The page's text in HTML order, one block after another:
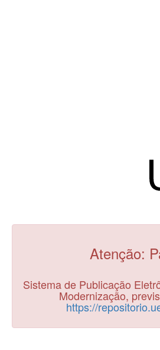
Atenção:
Sistema de Publicação
Modernização,
https://